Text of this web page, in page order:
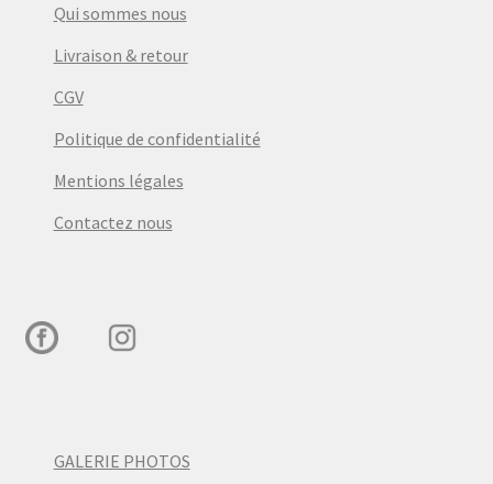
Qui sommes nous
Livraison & retour
CGV
Politique de confidentialité
Mentions légales
Contactez nous
GALERIE PHOTOS